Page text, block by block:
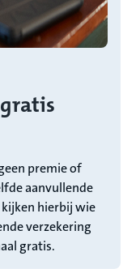
premie of
aanvullende
hierbij wie
verzekering
gratis.